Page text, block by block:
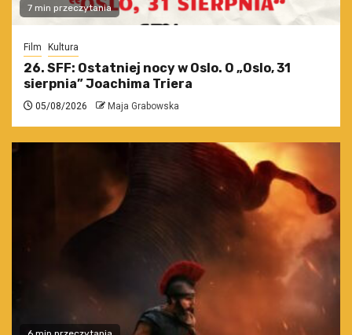
7 min przeczytania
Film Kultura
26. SFF: Ostatniej nocy w Oslo. O „Oslo, 31
sierpnia” Joachima Triera
05/08/2026 Maja Grabowska